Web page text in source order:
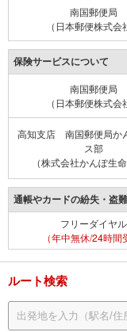
南国郵便局
（日本郵便株式会
保険サービスについて
南国郵便局
（日本郵便株式会
高知支店 南国郵便局か
ス部
（株式会社かんぽ生命
通帳やカードの紛失・盗
フリーダイヤル
（年中無休/24時間
ルート検索